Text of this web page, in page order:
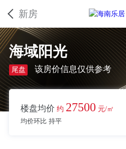
新房
海域阳光
尾盘 该房价信息仅供参考
楼盘均价 约 27500 元/㎡
均价环比 持平